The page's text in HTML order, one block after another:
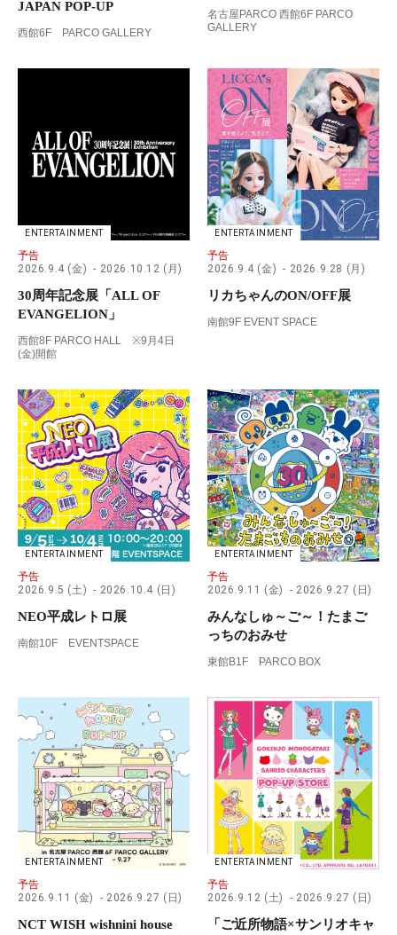
JAPAN POP-UP
西館6F PARCO GALLERY
名古屋PARCO 西館6F PARCO
GALLERY
ENTERTAINMENT
予告
2026.9.4 (金)
2026.10.12 (月)
30周年記念展「ALL OF
EVANGELION」
西館8F PARCO HALL ※9月4日
(金)開館
ENTERTAINMENT
予告
2026.9.4 (金)
2026.9.28 (月)
リカちゃんのON/OFF展
南館9F EVENT SPACE
ENTERTAINMENT
予告
2026.9.5 (土)
2026.10.4 (日)
NEO平成レトロ展
南館10F EVENTSPACE
ENTERTAINMENT
予告
2026.9.11 (金)
2026.9.27 (日)
みんなしゅ～ご～！たまご
っちのおみせ
東館B1F PARCO BOX
ENTERTAINMENT
予告
2026.9.11 (金)
2026.9.27 (日)
NCT WISH wishnini house
ENTERTAINMENT
予告
2026.9.12 (土)
2026.9.27 (日)
「ご近所物語×サンリオキャ